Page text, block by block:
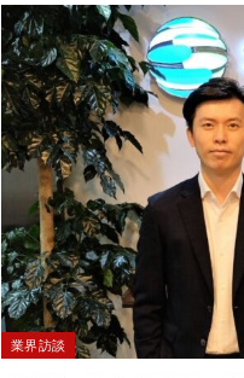
GoIP 骨幹（backbone）網絡
伺服器的應用程式，配合嚴密
打破跨境數據傳輸的界限。 現
a-Service,…
Fortinet Secure SD-WAN，再
業界訪談